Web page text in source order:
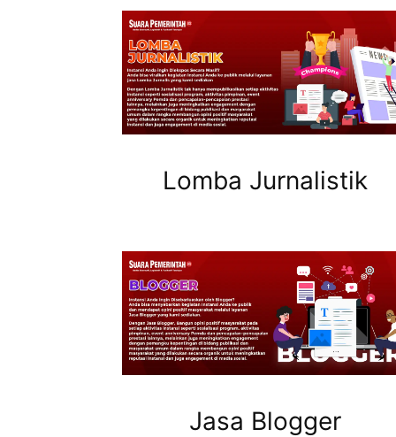
Lomba Jurnalistik
Jasa Blogger